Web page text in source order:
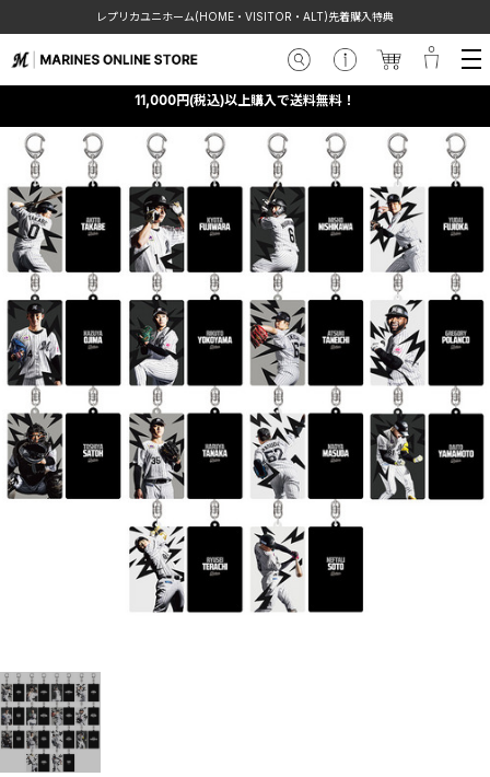
レプリカユニホーム(HOME・VISITOR・ALT)先着購入特典
11,000円(税込)以上購入で送料無料！